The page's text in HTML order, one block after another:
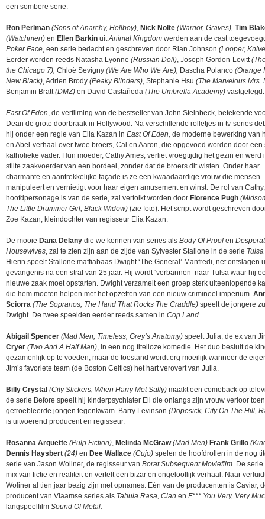
een sombere serie.
Ron Perlman (Sons of Anarchy, Hellboy), Nick Nolte (Warrior, Graves), Tim
(Watchmen) en Ellen Barkin uitAnimal Kingdom werden aan de cast
Poker Face, een serie bedacht en geschreven door Rian Johnson (Looper,
Eerder werden reeds Natasha Lyonne (Russian Doll), Joseph Gordon-Levitt
the Chicago 7), Chloë Sevigny (We Are Who We Are), Dascha Polanco (Orange
New Black), Adrien Brody (Peaky Blinders), Stephanie Hsu (The Marvelous Mrs.
Benjamin Bratt(DMZ) en David Castañeda (The Umbrella Academy) vastgelegd.
East Of Eden, de verfilming van de bestseller van John Steinbeck, betekende
Dean de grote doorbraak in Hollywood. Na verschillende rolletjes in tv-series
hij onder een regie van Elia Kazan in East Of Eden, de moderne bewerking van
en Abel-verhaal over twee broers, Cal en Aaron, die opgevoed worden door een
katholieke vader. Hun moeder, Cathy Ames, verliet vroegtijdig het gezin en werd
stilte zaakvoerder van een bordeel, zonder dat de broers dit wisten. Onder haar
charmante en aantrekkelijke façade is ze een kwaadaardige vrouw die mensen
manipuleert en vernietigt voor haar eigen amusement en winst. De rol van
hoofdpersonage is van de serie, zal vertolkt worden door Florence Pugh
The Little Drummer Girl, Black Widow) (zie foto). Het script wordt geschreven
Zoe Kazan, kleindochter van regisseur Elia Kazan.
De mooie Dana Delany die we kennen van series als Body Of Proofen
Housewives, zal te zien zijn aan de zijde van Sylvester Stallone in de serie
Hierin speelt Stallone maffiabaas Dwight ‘The General’ Manfredi, net ontslagen
gevangenis na een straf van 25 jaar. Hij wordt ‘verbannen’ naar Tulsa waar hij
nieuwe zaak moet opstarten. Dwight verzamelt een groep sterk uiteenlopende
die hem moeten helpen met het opzetten van een nieuw crimineel imperium.
Sciorra (The Sopranos, The Hand That Rocks The Craddle) speelt de jongere
Dwight. De twee speelden eerder reeds samen in Cop Land.
Abigail Spencer (Mad Men, Timeless, Grey’s Anatomy) speelt Julia, de ex van
Cryer (Two And A Half Man), in een nog titelloze komedie. Het duo besluit de
gezamenlijk op te voeden, maar de toestand wordt erg moeilijk wanneer de
Jim’s favoriete team (de Boston Celtics) het hart verovert van Julia.
Billy Crystal (City Slickers, When Harry Met Sally) maakt een comeback op
de serie Before speelt hij kinderpsychiater Eli die onlangs zijn vrouw verloor
getroebleerde jongen tegenkwam. Barry Levinson (Dopesick, City On The Hill,
is uitvoerend producent en regisseur.
Rosanna Arquette (Pulp Fiction), Melinda McGraw (Mad Men) Frank Grillo
Dennis Haysbert (24) en Dee Wallace (Cujo) spelen de hoofdrollen in de nog
serie van Jason Woliner, de regisseur van Borat Subsequent Moviefilm. De
mix van fictie en realiteit en vertelt een bizar en ongelooflijk verhaal. Naar
Woliner al tien jaar bezig zijn met opnames. Eén van de producenten is Caviar,
producent van Vlaamse series als Tabula Rasa, Clan en F*** You Very, Very
langspeelfilm Sound Of Metal.